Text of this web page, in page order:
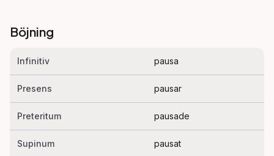
Böjning
Infinitiv pausa
Presens pausar
Preteritum pausade
Supinum pausat